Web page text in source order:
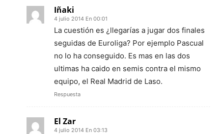
Iñaki
4 julio 2014 En 00:01
La cuestión es ¿llegarías a jugar dos finales
seguidas de Euroliga? Por ejemplo Pascual
no lo ha conseguido. Es mas en las dos
ultimas ha caido en semis contra el mismo
equipo, el Real Madrid de Laso.
Respuesta
El Zar
4 julio 2014 En 03:13